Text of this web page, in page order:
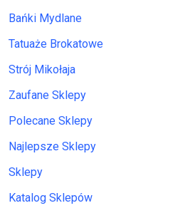
Bańki Mydlane
Tatuaże Brokatowe
Strój Mikołaja
Zaufane Sklepy
Polecane Sklepy
Najlepsze Sklepy
Sklepy
Katalog Sklepów